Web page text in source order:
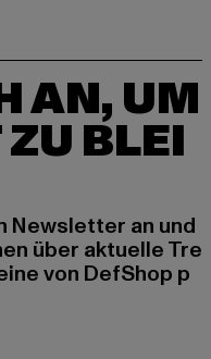
AN, UM
BLEI
Newsletter an und
über aktuelle Tre
von DefShop p